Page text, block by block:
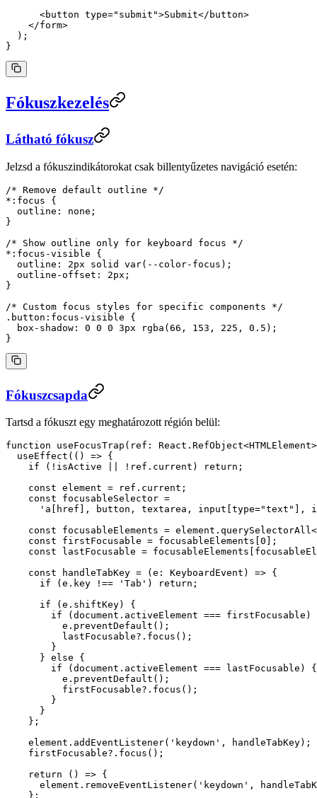
      <
button type="submit">Submit</ button>
    </
form>
  );
}
Fókuszkezelés
Látható fókusz
Jelzsd a fókuszindikátorokat csak billentyűzetes navigáció esetén:
/* Remove default outline */
* :focus {
  outline
: none ;
}
/* Show outline only for keyboard focus */
* :focus-visible {
  outline
: 2px solid var( --color-focus );
  outline-offset
: 2px ;
}
/* Custom focus styles for specific components */
.button:focus-visible {
  box-shadow
: 0 0 0 3px rgba ( 66 , 153 , 225 , 0.5 );
}
Fókuszcsapda
Tartsd a fókuszt egy meghatározott régión belül:
function useFocusTrap ( ref : React . RefObject<HTMLElement
  useEffect
(() => {
    if
( ! isActive ! ref.current) return ;
    const
element = ref.current;
    const
focusableSelector =
'a[href], button, textarea, input[type="text"],
    const
focusableElements = element. querySelectorAll<
    const
firstFocusable = focusableElements[ 0 ];
    const
lastFocusable =
    const
handleTabKey = ( e : KeyboardEvent ) => {
      if
(e.key !== 'Tab' ) return ;
      if
(e.shiftKey) {
        if
(document.activeElement === firstFocusable)
          e.
preventDefault ();
          lastFocusable?.
focus ();
        }
      }
else {
        if
(document.activeElement === lastFocusable) {
          e.
preventDefault ();
          firstFocusable?.
focus ();
        }
      }
    };
    element.
addEventListener( 'keydown' , handleTabKey);
    firstFocusable?.
focus ();
    return
() => {
      element.
removeEventListener( 'keydown' ,
    };